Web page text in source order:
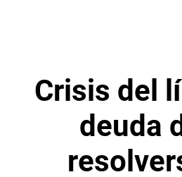
Crisis del
deuda